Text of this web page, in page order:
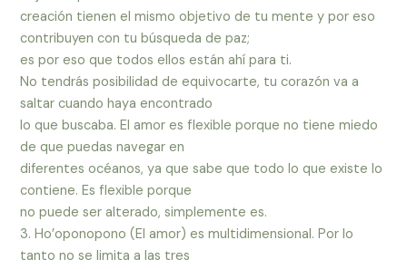
creación tienen el mismo objetivo de tu mente y por eso
contribuyen con tu búsqueda de paz;
es por eso que todos ellos están ahí para ti.
No tendrás posibilidad de equivocarte, tu corazón va a
saltar cuando haya encontrado
lo que buscaba. El amor es flexible porque no tiene miedo
de que puedas navegar en
diferentes océanos, ya que sabe que todo lo que existe lo
contiene. Es flexible porque
no puede ser alterado, simplemente es.
3. Ho’oponopono (El amor) es multidimensional. Por lo
tanto no se limita a las tres